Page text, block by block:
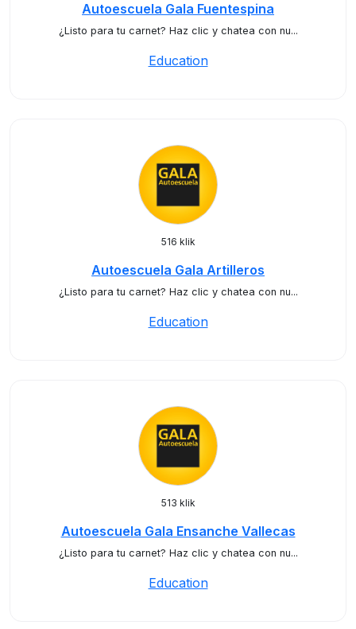
Autoescuela Gala Fuentespina
¿Listo para tu carnet? Haz clic y chatea con nu...
Education
516 klik
Autoescuela Gala Artilleros
¿Listo para tu carnet? Haz clic y chatea con nu...
Education
513 klik
Autoescuela Gala Ensanche Vallecas
¿Listo para tu carnet? Haz clic y chatea con nu...
Education